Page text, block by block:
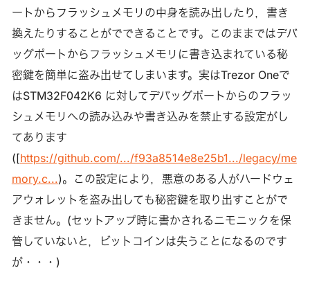
ートからフラッシュメモリの中身を読み出したり，書き
換えたりすることがでできることです。このままではデバ
ッグポートからフラッシュメモリに書き込まれている秘
密鍵を簡単に盗み出せてしまいます。実はTrezor Oneで
はSTM32F042K6 に対してデバッグポートからのフラッ
シュメモリへの読み込みや書き込みを禁止する設定がし
てあります
([https://github.com/.../f93a8514e8e25b1.../legacy/me
mory.c...)。この設定により，悪意のある人がハードウェ
アウォレットを盗み出しても秘密鍵を取り出すことがで
きません。(セットアップ時に書かされるニモニックを保
管していないと，ビットコインは失うことになるのです
が・・・)